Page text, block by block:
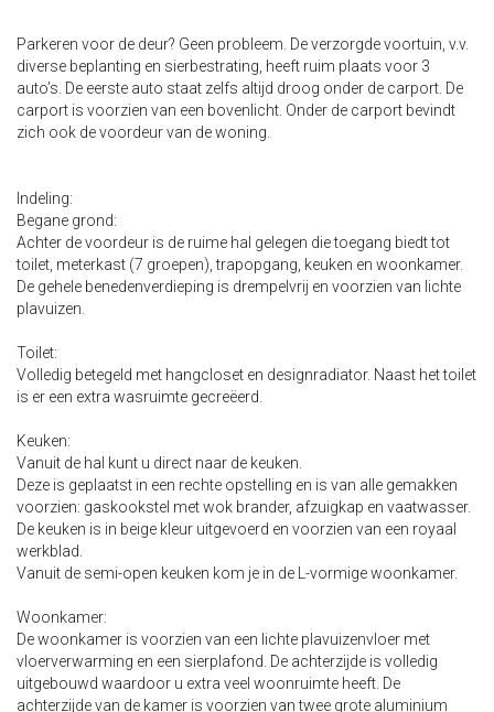
Parkeren voor de deur? Geen probleem. De verzorgde voortuin, v.v.
diverse beplanting en sierbestrating, heeft ruim plaats voor 3
auto’s. De eerste auto staat zelfs altijd droog onder de carport. De
carport is voorzien van een bovenlicht. Onder de carport bevindt
zich ook de voordeur van de woning.
Indeling:
Begane grond:
Achter de voordeur is de ruime hal gelegen die toegang biedt tot
toilet, meterkast (7 groepen), trapopgang, keuken en woonkamer.
De gehele benedenverdieping is drempelvrij en voorzien van lichte
plavuizen.
Toilet:
Volledig betegeld met hangcloset en designradiator. Naast het toilet
is er een extra wasruimte gecreëerd.
Keuken:
Vanuit de hal kunt u direct naar de keuken.
Deze is geplaatst in een rechte opstelling en is van alle gemakken
voorzien: gaskookstel met wok brander, afzuigkap en vaatwasser.
De keuken is in beige kleur uitgevoerd en voorzien van een royaal
werkblad.
Vanuit de semi-open keuken kom je in de L-vormige woonkamer.
Woonkamer:
De woonkamer is voorzien van een lichte plavuizenvloer met
vloerverwarming en een sierplafond. De achterzijde is volledig
uitgebouwd waardoor u extra veel woonruimte heeft. De
achterzijde van de kamer is voorzien van twee grote aluminium